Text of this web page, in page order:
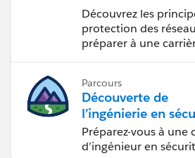
Certificate specified in settings:
L=Bethesda, ST=Maryland, C=US
23:02:40 GMT
Certificate specified in this
stage.hhsidentity.hhs.gov,
Découvrez les
protection des
préparer à une
Parcours
Découverte de
l’ingénierie en
Cloud
Préparez-vous à une
d’ingénieur en